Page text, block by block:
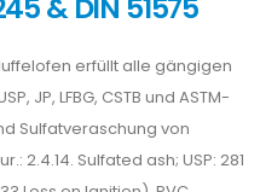
erfüllt alle gängigen
JP, LFBG, CSTB und ASTM-
Sulfatveraschung von
2.4.14. Sulfated ash; USP: 281